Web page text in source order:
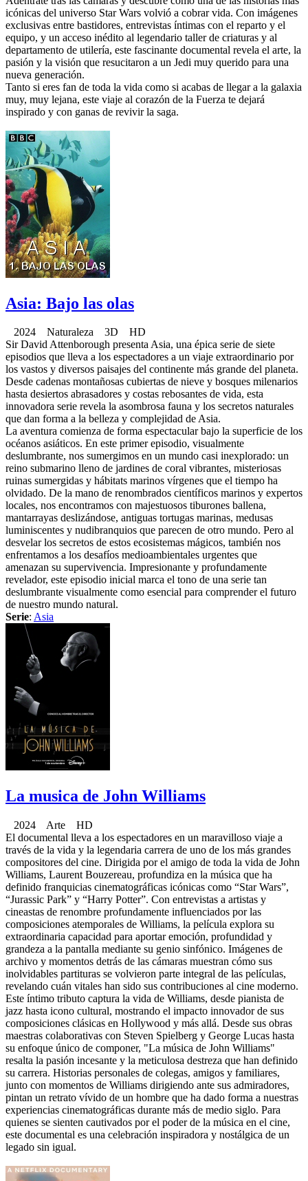
icónicas del universo Star Wars volvió a cobrar vida. Con imágenes
exclusivas entre bastidores, entrevistas íntimas con el reparto y el
equipo, y un acceso inédito al legendario taller de criaturas y al
departamento de utilería, este fascinante documental revela el arte, la
pasión y la visión que resucitaron a un Jedi muy querido para una
nueva generación.
Tanto si eres fan de toda la vida como si acabas de llegar a la galaxia
muy, muy lejana, este viaje al corazón de la Fuerza te dejará
inspirado y con ganas de revivir la saga.
Asia: Bajo las olas
2024 Naturaleza 3D HD
Sir David Attenborough presenta Asia, una épica serie de siete
episodios que lleva a los espectadores a un viaje extraordinario por
los vastos y diversos paisajes del continente más grande del planeta.
Desde cadenas montañosas cubiertas de nieve y bosques milenarios
hasta desiertos abrasadores y costas rebosantes de vida, esta
innovadora serie revela la asombrosa fauna y los secretos naturales
que dan forma a la belleza y complejidad de Asia.
La aventura comienza de forma espectacular bajo la superficie de los
océanos asiáticos. En este primer episodio, visualmente
deslumbrante, nos sumergimos en un mundo casi inexplorado: un
reino submarino lleno de jardines de coral vibrantes, misteriosas
ruinas sumergidas y hábitats marinos vírgenes que el tiempo ha
olvidado. De la mano de renombrados científicos marinos y expertos
locales, nos encontramos con majestuosos tiburones ballena,
mantarrayas deslizándose, antiguas tortugas marinas, medusas
luminiscentes y nudibranquios que parecen de otro mundo. Pero al
desvelar los secretos de estos ecosistemas mágicos, también nos
enfrentamos a los desafíos medioambientales urgentes que
amenazan su supervivencia. Impresionante y profundamente
revelador, este episodio inicial marca el tono de una serie tan
deslumbrante visualmente como esencial para comprender el futuro
de nuestro mundo natural.
Serie: Asia
La musica de John Williams
2024 Arte HD
El documental lleva a los espectadores en un maravilloso viaje a
través de la vida y la legendaria carrera de uno de los más grandes
compositores del cine. Dirigida por el amigo de toda la vida de John
Williams, Laurent Bouzereau, profundiza en la música que ha
definido franquicias cinematográficas icónicas como “Star Wars”,
“Jurassic Park” y “Harry Potter”. Con entrevistas a artistas y
cineastas de renombre profundamente influenciados por las
composiciones atemporales de Williams, la película explora su
extraordinaria capacidad para aportar emoción, profundidad y
grandeza a la pantalla mediante su genio sinfónico. Imágenes de
archivo y momentos detrás de las cámaras muestran cómo sus
inolvidables partituras se volvieron parte integral de las películas,
revelando cuán vitales han sido sus contribuciones al cine moderno.
Este íntimo tributo captura la vida de Williams, desde pianista de
jazz hasta icono cultural, mostrando el impacto innovador de sus
composiciones clásicas en Hollywood y más allá. Desde sus obras
maestras colaborativas con Steven Spielberg y George Lucas hasta
su enfoque único de componer, "La música de John Williams"
resalta la pasión incesante y la meticulosa destreza que han definido
su carrera. Historias personales de colegas, amigos y familiares,
junto con momentos de Williams dirigiendo ante sus admiradores,
pintan un retrato vívido de un hombre que ha dado forma a nuestras
experiencias cinematográficas durante más de medio siglo. Para
quienes se sienten cautivados por el poder de la música en el cine,
este documental es una celebración inspiradora y nostálgica de un
legado sin igual.